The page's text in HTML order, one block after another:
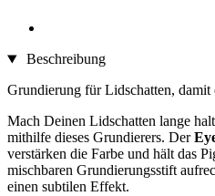
Beschreibung
Grundierung für Lidschatten,
Mach Deinen Lidschatten lange
mithilfe dieses Grundierers. Der
verstärken die Farbe und hält das
mischbaren Grundierungsstift
einen subtilen Effekt.